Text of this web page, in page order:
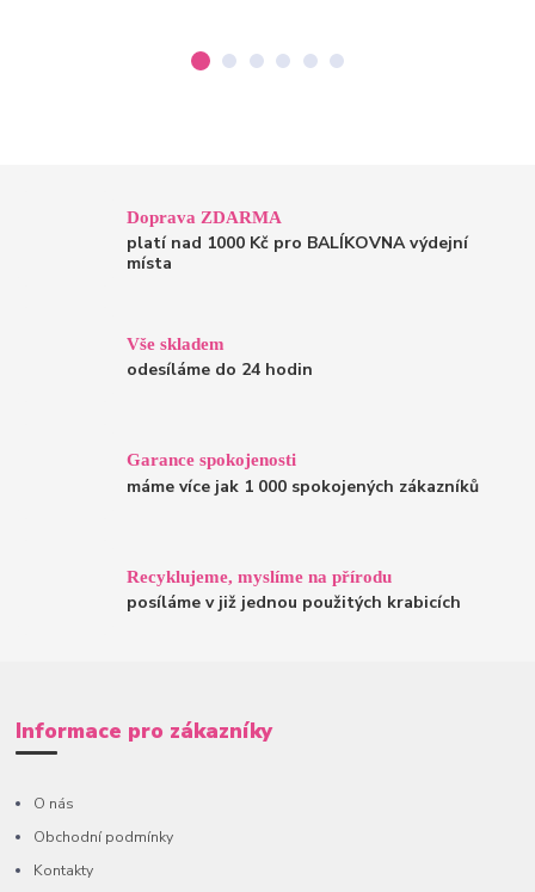
Doprava ZDARMA
platí nad 1000 Kč pro BALÍKOVNA výdejní
místa
Vše skladem
odesíláme do 24 hodin
Garance spokojenosti
máme více jak 1 000 spokojených zákazníků
Recyklujeme, myslíme na přírodu
posíláme v již jednou použitých krabicích
Informace pro zákazníky
O nás
Obchodní podmínky
Kontakty